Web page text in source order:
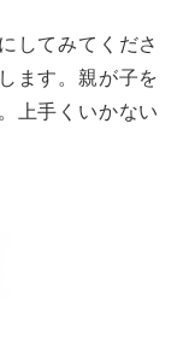
してみてくださ
ます。親が子を
上手くいかない